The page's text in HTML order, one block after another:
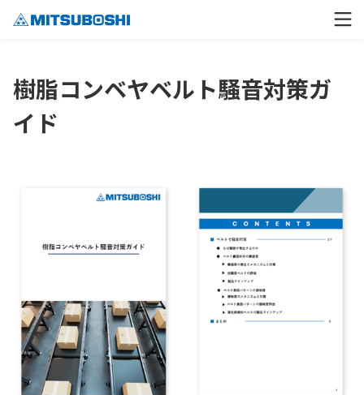
樹脂コンベヤベルト騒音対策ガ
イド